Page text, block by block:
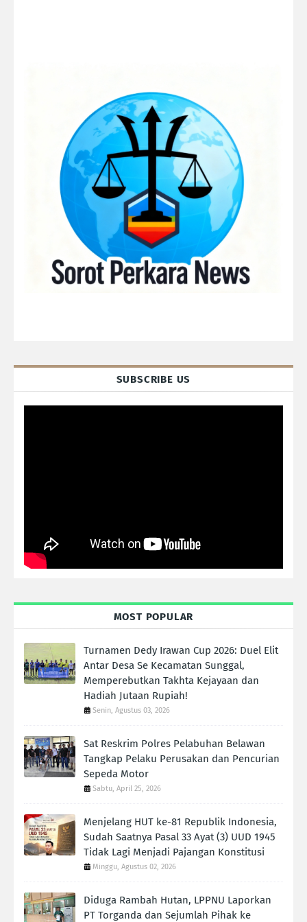
SUBSCRIBE US
MOST POPULAR
Turnamen Dedy Irawan Cup 2026: Duel Elit
Antar Desa Se Kecamatan Sunggal,
Memperebutkan Takhta Kejayaan dan
Hadiah Jutaan Rupiah!
Senin, Agustus 03, 2026
Sat Reskrim Polres Pelabuhan Belawan
Tangkap Pelaku Perusakan dan Pencurian
Sepeda Motor
Sabtu, April 25, 2026
Menjelang HUT ke-81 Republik Indonesia,
Sudah Saatnya Pasal 33 Ayat (3) UUD 1945
Tidak Lagi Menjadi Pajangan Konstitusi
Minggu, Agustus 02, 2026
Diduga Rambah Hutan, LPPNU Laporkan
PT Torganda dan Sejumlah Pihak ke